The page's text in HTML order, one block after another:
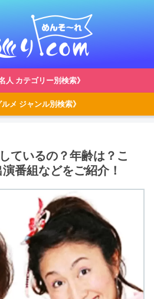
人 カテゴリー別検索》
ルメ ジャンル別検索》
ているの？年齢は？こ
番組などをご紹介！